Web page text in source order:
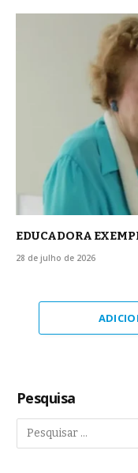
EDUCADORA
28 de julho de 2026
Pesquisa